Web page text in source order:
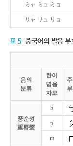
ミャ ミュ ミョ
リャ リュ リョ
표 5 중국어의 발음
음의
분류
한어
병음
자모
중순성
重脣聲
b
p
m